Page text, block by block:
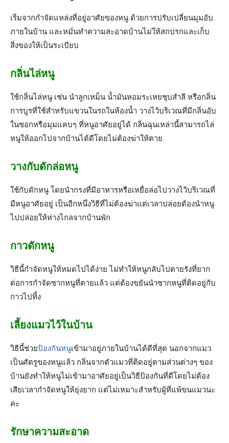
เริ่มจากกำจัดแหล่งที่อยู่อาศัยของหนู ด้วยการปรับเปลี่ยนมุมอับ
ภายในบ้าน และหมั่นทำความสะอาดบ้านไม่ให้สกปรกและเก็บ
สิ่งของให้เป็นระเบียบ
กลิ่นไล่หนู
ใช้กลิ่นไล่หนู เช่น นำลูกเหม็น น้ำมันหอมระเหยชุบสำลี หรือกลิ่น
การบูรที่ใช้สำหรับแขวนในรถในห้องน้ำ วางไว้บริเวณที่มีกลิ่นอับ
ในซอกหรือมุมแคบๆ ที่หนูอาศัยอยู่ได้ กลิ่นฉุนเหล่านี้สามารถไล่
หนูให้ออกไปจากบ้านได้ดีโดยไม่ต้องฆ่าให้ตาย
วางกับดักล่อหนู
ใช้กับดักหนู โดยนำกรงที่มีอาหารหรือเหยื่อล่อไปวางไว้บริเวณที่
มีหนูอาศัยอยู่ เป็นอีกหนึ่งวิธีที่ไม่ต้องฆ่าแต่เวลาปล่อยต้องนำหนู
ไปปล่อยให้ห่างไกลจากบ้านพัก
กาวดักหนู
วิธีนี้กำจัดหนูให้หมดไปได้ง่าย ไม่ทำให้หนูกลับไปตายรังที่ยาก
ต่อการกำจัดซากหนูที่ตายแล้ว แต่ต้องขยันนำซากหนูที่ติดอยู่กับ
กาวไปทิ้ง
เลี้ยงแมวไว้ในบ้าน
วิธีนี้ช่วยป้องกันหนูเข้ามาอยู่ภายในบ้านได้ดีที่สุด นอกจากแมว
เป็นศัตรูของหนูแล้ว กลิ่นจากตัวแมวที่ติดอยู่ตามส่วนต่างๆ ของ
บ้านยังทำให้หนูไม่เข้ามาอาศัยอยู่เป็นวิธีป้องกันที่ดีโดยไม่ต้อง
เสียเวลากำจัดหนูให้ยุ่งยาก แต่ไม่เหมาะสำหรับผู้ที่แพ้ขนแมวนะ
คะ
รักษาความสะอาด